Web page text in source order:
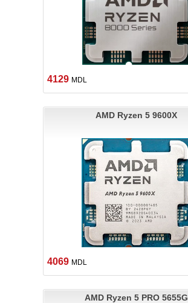
4129 MDL
AMD Ryzen 5 9600X
4069 MDL
AMD Ryzen 5 PRO 5655G